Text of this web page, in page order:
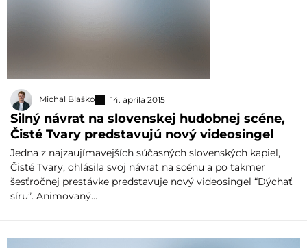
Michal Blaško 14. apríla 2015
Silný návrat na slovenskej hudobnej scéne,
Čisté Tvary predstavujú nový videosingel
Jedna z najzaujímavejších súčasných slovenských kapiel,
Čisté Tvary, ohlásila svoj návrat na scénu a po takmer
šesťročnej prestávke predstavuje nový videosingel “Dýchať
síru”. Animovaný…